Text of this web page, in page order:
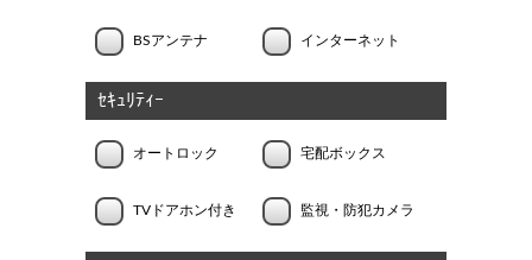
BSアンテナ インターネット
ｾｷｭﾘﾃｨｰ
オートロック 宅配ボックス
TVドアホン付き 監視・防犯カメラ